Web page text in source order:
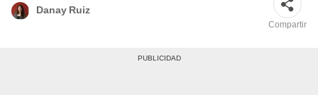
Danay Ruiz
Compartir